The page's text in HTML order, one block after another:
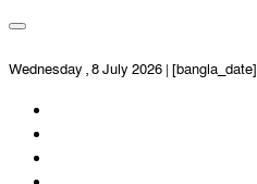
Wednesday , 8 July 2026 | [bangla_date]